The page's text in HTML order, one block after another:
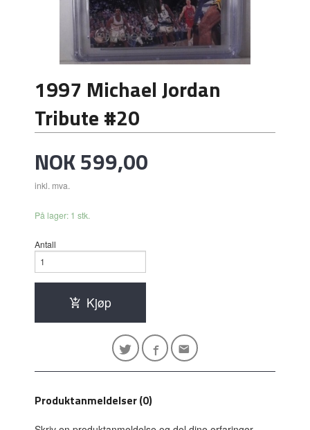
1997 Michael Jordan
Tribute #20
Pris
NOK599,00
inkl. mva.
På lager: 1 stk.
Antall
Kjøp
Produktanmeldelser (0)